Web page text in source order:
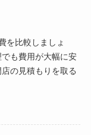
を比較しましょ
も費用が大幅に安
の見積もりを取る